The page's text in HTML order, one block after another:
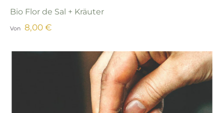
Bio Flor de Sal + Kräuter
Von 8,00 €